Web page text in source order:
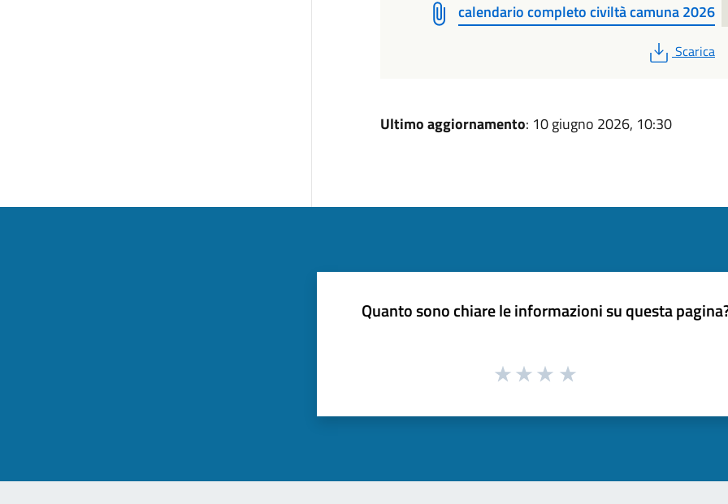
calendario completo civiltà camuna 2026
PDF
Scarica
Ultimo aggiornamento: 10 giugno 2026, 10:30
Quanto sono chiare le informazioni su questa